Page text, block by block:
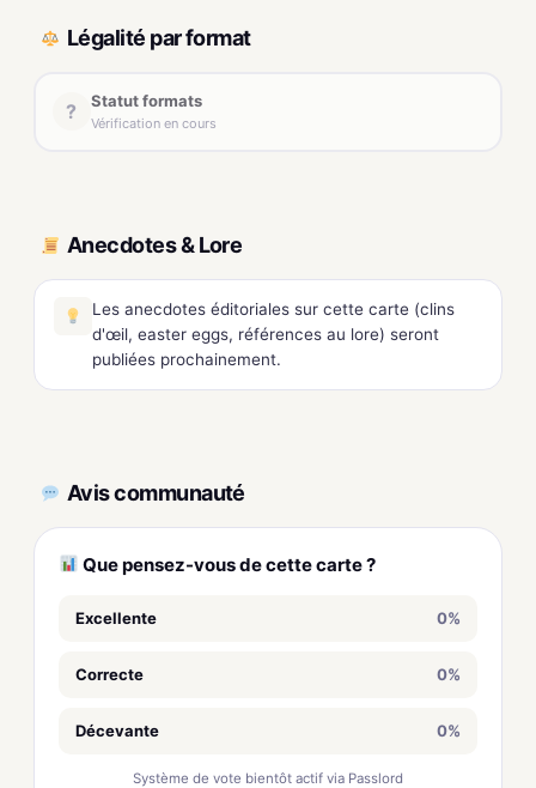
Légalité par format
? Statut formats
Vérification en cours
Anecdotes & Lore
Les anecdotes éditoriales sur cette carte (clins
d'œil, easter eggs, références au lore) seront
publiées prochainement.
Avis communauté
Que pensez-vous de cette carte ?
Excellente 0%
Correcte 0%
Décevante 0%
Système de vote bientôt actif via Passlord